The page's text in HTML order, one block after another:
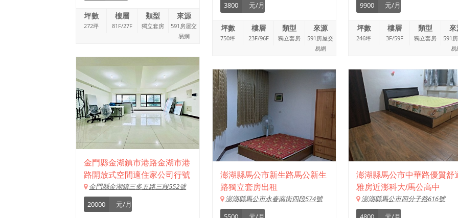
坪數
272坪
樓層
81F/27F
類型
獨立套房
來源
591房屋交
易網
3800
元/月
坪數
750坪
樓層
23F/96F
類型
獨立套房
來源
591房屋交
易網
9900
元/月
坪數
246坪
樓層
3F/59F
類型
獨立套房
591
易
金門縣金湖鎮市港路金湖市港
路開放式空間適住家公司行號
金門縣金湖鎮三多五路三段552號
20000
元/月
澎湖縣馬公市新生路馬公新生
路獨立套房出租
澎湖縣馬公市永春南街四段574號
澎湖縣馬公市中華路優質舒
雅房近澎科大/馬公高中
澎湖縣馬公市四分子路616號